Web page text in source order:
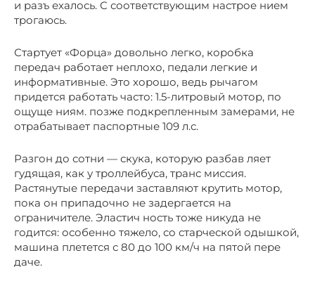
и разъ ехалось. С соответствующим настрое нием
трогаюсь.
Стартует «Форца» довольно легко, коробка
передач работает неплохо, педали легкие и
информативные. Это хорошо, ведь рычагом
придется работать часто: 1.5-литровый мотор, по
ощуще ниям. позже подкрепленным замерами, не
отрабатывает паспортные 109 л.с.
Разгон до сотни — скука, которую разбав ляет
гудящая, как у троллейбуса, транс миссия.
Растянутые передачи заставляют крутить мотор,
пока он припадочно не задергается на
ограничителе. Эластич ность тоже никуда не
годится: особенно тяжело, со старческой одышкой,
машина плетется с 80 до 100 км/ч на пятой пере
даче.